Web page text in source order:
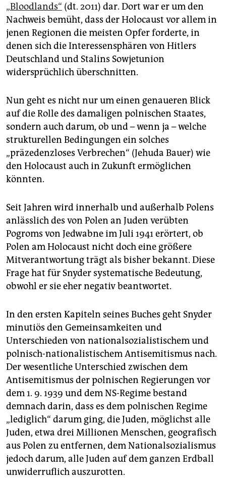
genossenschaft
epaper login
„Bloodlands“ (dt. 2011) dar. Dort war er um den
Nachweis bemüht, dass der Holocaust vor allem in
jenen Regionen die meisten Opfer forderte, in
denen sich die Interessensphären von Hitlers
Deutschland und Stalins Sowjetunion
widersprüchlich überschnitten.
Nun geht es nicht nur um einen genaueren Blick
auf die Rolle des damaligen polnischen Staates,
sondern auch darum, ob und – wenn ja – welche
strukturellen Bedingungen ein solches
„präzedenzloses Verbrechen“ (Jehuda Bauer) wie
den Holocaust auch in Zukunft ermöglichen
könnten.
Seit Jahren wird innerhalb und außerhalb Polens
anlässlich des von Polen an Juden verübten
Pogroms von Jedwabne im Juli 1941 erörtert, ob
Polen am Holocaust nicht doch eine größere
Mitverantwortung trägt als bisher bekannt. Diese
Frage hat für Snyder systematische Bedeutung,
obwohl er sie eher negativ beantwortet.
In den ersten Kapiteln seines Buches geht Snyder
minutiös den Gemeinsamkeiten und
Unterschieden von nationalsozialistischem und
polnisch-nationalistischem Antisemitismus nach.
Der wesentliche Unterschied zwischen dem
Antisemitismus der polnischen Regierungen vor
dem 1. 9. 1939 und dem NS-Regime bestand
demnach darin, dass es dem polnischen Regime
„lediglich“ darum ging, die Juden, möglichst alle
Juden, etwa drei Millionen Menschen, geografisch
aus Polen zu entfernen, dem Nationalsozialismus
jedoch darum, alle Juden auf dem ganzen Erdball
unwiderruflich auszurotten.